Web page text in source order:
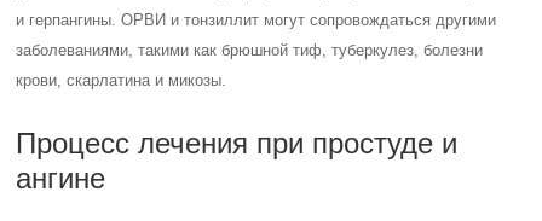
и герпангины. ОРВИ и тонзиллит могут сопровождаться другими
заболеваниями, такими как брюшной тиф, туберкулез, болезни
крови, скарлатина и микозы.
Процесс лечения при простуде и
ангине